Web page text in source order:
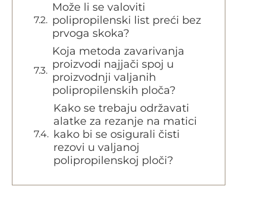
Može li se valoviti
polipropilenski list preći bez
prvoga skoka?
Koja metoda zavarivanja
proizvodi najjači spoj u
proizvodnji valjanih
polipropilenskih ploča?
Kako se trebaju održavati
alatke za rezanje na matici
kako bi se osigurali čisti
rezovi u valjanoj
polipropilenskoj ploči?